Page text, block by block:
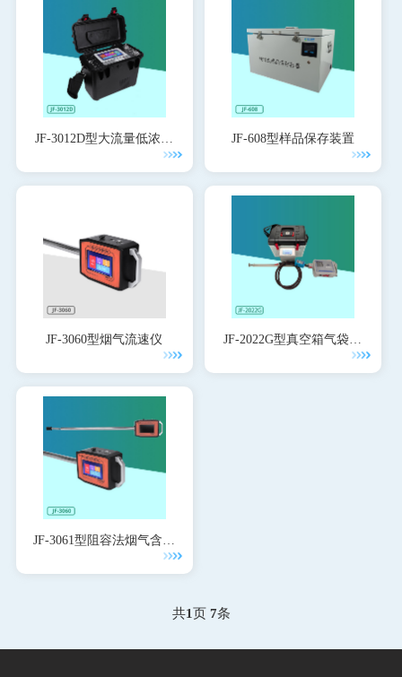
JF-3012D型大流量低浓度
JF-608型样品保存装置
JF-3060型烟气流速仪
JF-2022G型真空箱气袋采
JF-3061型阻容法烟气含湿
共1页 7条